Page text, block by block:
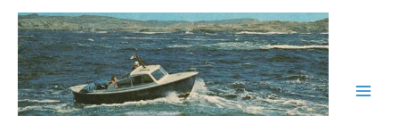
naar
inhoud